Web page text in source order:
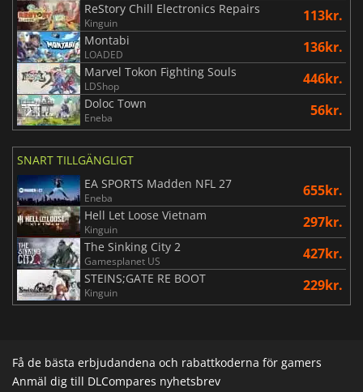
ReStory Chill Electronics Repairs
Kinguin 113kr.
Montabi
LOADED 136kr.
Marvel Tokon Fighting Souls
LDShop 446kr.
Doloc Town
Eneba 56kr.
SNART TILLGÄNGLIGT
EA SPORTS Madden NFL 27
Eneba 655kr.
Hell Let Loose Vietnam
Kinguin 297kr.
The Sinking City 2
Gamesplanet US 427kr.
STEINS;GATE RE BOOT
Kinguin 229kr.
Få de bästa erbjudandena och rabattkoderna för gamers
Anmäl dig till DLCompares nyhetsbrev